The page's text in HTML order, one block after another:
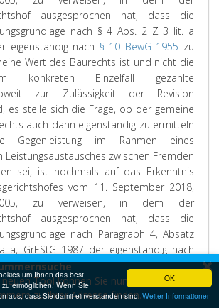
OK
um Ihnen das best
ermöglichen. Wenn Sie
aus, dass Sie damit einverstanden sind.Weiter Informationen
ausgesprochen hat, dass die
nach § 4 Abs. 2 Z 3 lit. a
eigenständig nach § 10 BewG 1955 zu
Wert des Baurechts ist und nicht die
konkreten Einzelfall gezahlte
zur Zulässigkeit der Revision
es stelle sich die Frage, ob der gemeine
auch dann eigenständig zu ermitteln
Gegenleistung im Rahmen eines
zwischen Fremden
sei, ist nochmals auf das Erkenntnis
vom 11. September 2018,
zu verweisen, in dem der
ausgesprochen hat, dass die
nach Paragraph 4, Absatz
a, GrEStG 1987 der eigenständig nach
1955 zu ermittelnde gemeine Wert
und nicht die tatsächlich im konkreten
Gegenleistung.
×
Tool können Sie nun
zu Ihrer Adresse finden.